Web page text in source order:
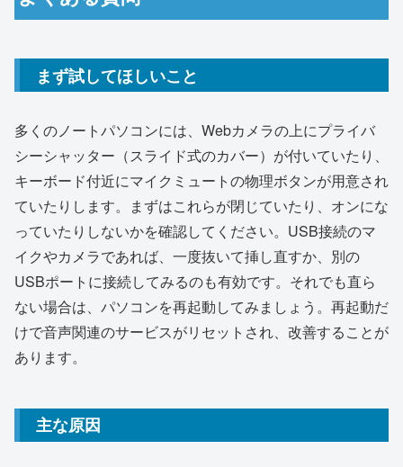
まず試してほしいこと
多くのノートパソコンには、Webカメラの上にプライバ
シーシャッター（スライド式のカバー）が付いていたり、
キーボード付近にマイクミュートの物理ボタンが用意され
ていたりします。まずはこれらが閉じていたり、オンにな
っていたりしないかを確認してください。USB接続のマ
イクやカメラであれば、一度抜いて挿し直すか、別の
USBポートに接続してみるのも有効です。それでも直ら
ない場合は、パソコンを再起動してみましょう。再起動だ
けで音声関連のサービスがリセットされ、改善することが
あります。
主な原因